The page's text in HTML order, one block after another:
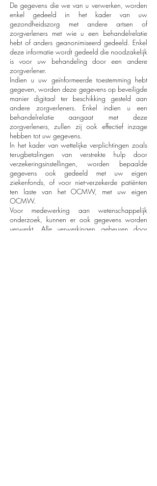
De gegevens die we van u verwerken, worden
enkel gedeeld in het kader van uw
gezondheidszorg met andere artsen of
zorgverleners met wie u een behandelrelatie
hebt of anders geanonimiseerd gedeeld. Enkel
deze informatie wordt gedeeld die noodzakelijk
is voor uw behandeling door een andere
zorgverlener.
Indien u uw geïnformeerde toestemming hebt
gegeven, worden deze gegevens op beveiligde
manier digitaal ter beschikking gesteld aan
andere zorgverleners. Enkel indien u een
behandelrelatie aangaat met deze
zorgverleners, zullen zij ook effectief inzage
hebben tot uw gegevens.
In het kader van wettelijke verplichtingen zoals
terugbetalingen van verstrekte hulp door
verzekeringsinstellingen, worden bepaalde
gegevens ook gedeeld met uw eigen
ziekenfonds, of voor niet-verzekerde patiënten
ten laste van het OCMW, met uw eigen
OCMW.
Voor medewerking aan wetenschappelijk
onderzoek, kunnen er ook gegevens worden
verwerkt. Alle verwerkingen gebeuren door